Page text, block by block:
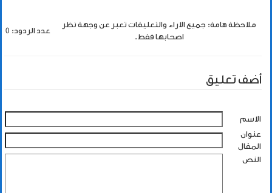
ملاحظة هامة: جميع الاراء والتعليقات تعبر عن وجهة نظر
اصحابها فقط.
عدد الردود: 0
أضف تعليق
الاسم
عنوان
المقال
النص